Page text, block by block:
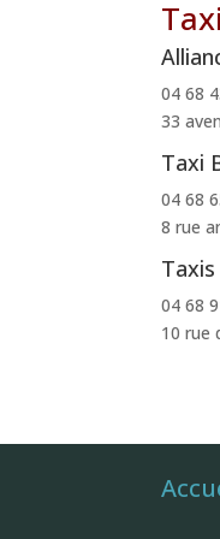
04 68
33
Taxi
04 68
8 rue
04 68
10 rue